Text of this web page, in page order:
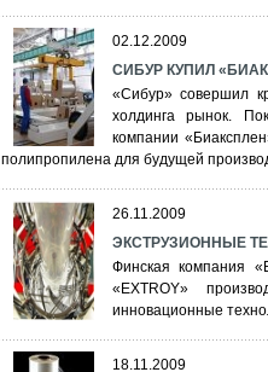
02.12.2009
СИБУР КУПИЛ
«Сибур» совершил
холдинга рынок.
компании
полипропилена для будущей
26.11.2009
ЭКСТРУЗИОННЫЕ
Финская компания
«EXTROY»
инновационные
18.11.2009